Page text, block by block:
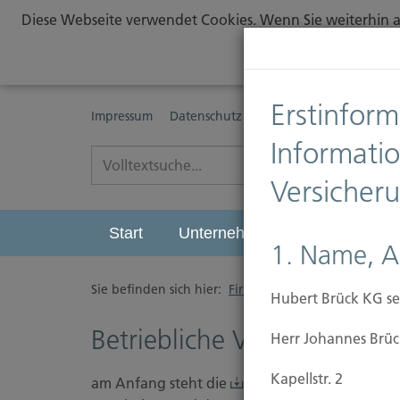
Diese Webseite verwendet Cookies. Wenn Sie
Impressum Datenschutz Erstinformationspflichten
Start Unternehmen
Sie befinden sich hier: Firmen
Betriebliche
am Anfang steht die Risikoanalyseum
1. Name,
Hubert Brück KG
Herr Johannes
Kapellstr. 2